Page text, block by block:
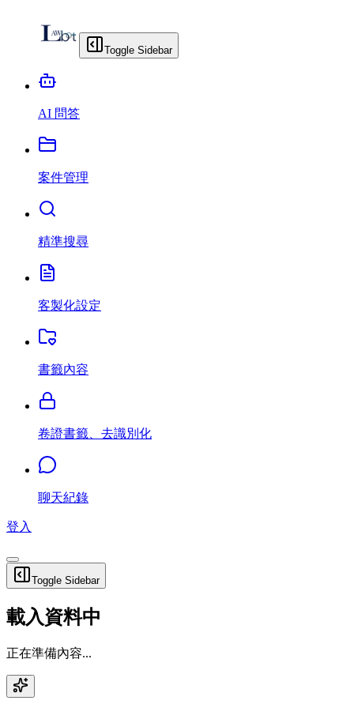
Toggle Sidebar
AI 問答
案件管理
精準搜尋
客製化設定
書籤內容
卷證書籤、去識別化
聊天紀錄
登入
Toggle Sidebar
載入資料中
正在準備內容...